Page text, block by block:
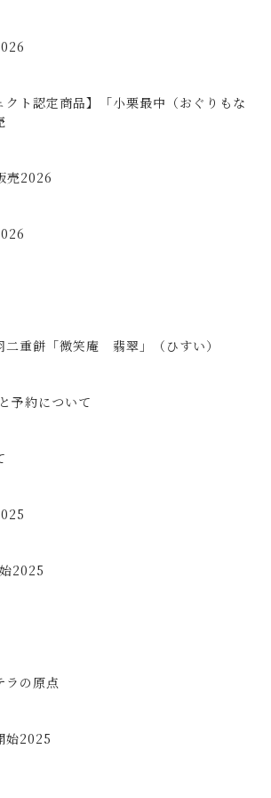
クト認定商品】「小栗最中（おぐりもな
売2026
二重餅「微笑庵 翡翠」（ひすい）
予約について
2025
ラの原点
始2025